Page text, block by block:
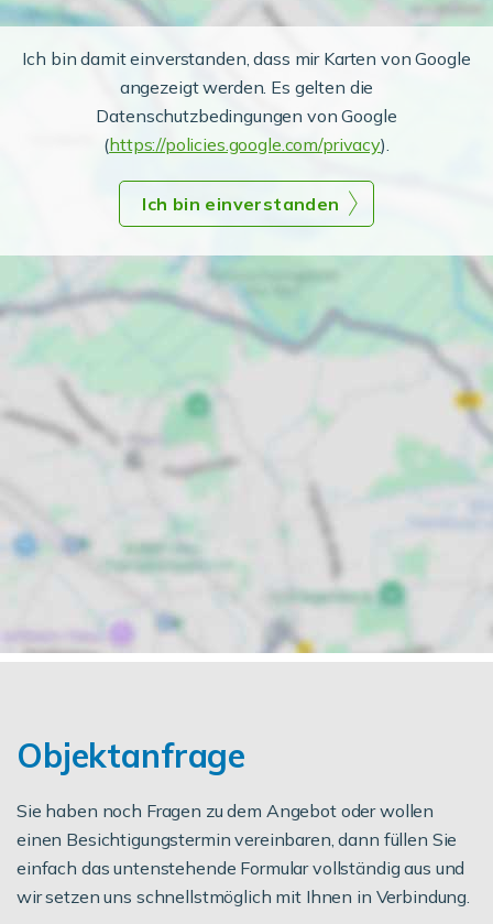
Ich bin damit einverstanden, dass mir Karten von Google
angezeigt werden. Es gelten die
Datenschutzbedingungen von Google
(https://policies.google.com/privacy).
Ich bin einverstanden
Objektanfrage
Sie haben noch Fragen zu dem Angebot oder wollen
einen Besichtigungstermin vereinbaren, dann füllen Sie
einfach das untenstehende Formular vollständig aus und
wir setzen uns schnellstmöglich mit Ihnen in Verbindung.